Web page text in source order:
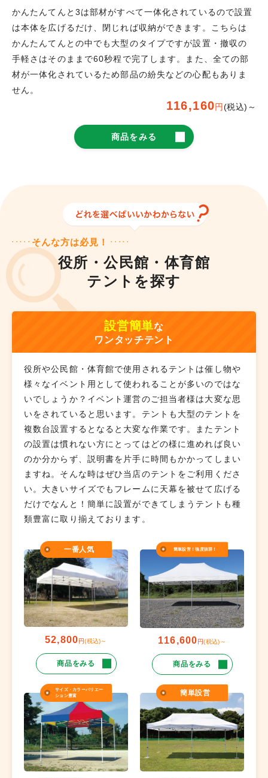
かんたんてんと3は部材がすべて一体化されているので設置
は本体を広げるだけ、閉じれば収納ができます。こちらは
かんたんてんとの中でも大型のタイプですが設置・撤収の
手軽さはそのままで60秒程で完了します。また、全ての部
材が一体化されているため部品の紛失などの心配もありま
せん。
116,160円(税込)～
商品をみる
そんな方は必見！
役所・公民館・体育館
テントを探す
設営簡単な
ワンタッチテント
役所や公民館・体育館で使用されるテントは催し物や
様々なイベント用として使われることが多いのではな
いでしょうか？イベント運営のご担当者様は大変な思
いをされていると思います。テントも大型のテントを
複数台設置するとなると大変な作業です。またテント
の設置は慣れない方にとってはどの様に進めれば良い
のか分からず、説明書を片手に時間もかかってしまい
ますね。そんな時はぜひ当店のテントをご利用くださ
い。大きいサイズでもフレームに天幕を被せて広げる
だけでなんと！簡単に設置ができてしまうテントも種
類豊富に取り揃えております。
一番人気
52,800円(税込)～
商品をみる
簡単設営！強度抜群！
116,600円(税込)～
商品をみる
サイズ・カラーバリエー
ション豊富
簡単設営